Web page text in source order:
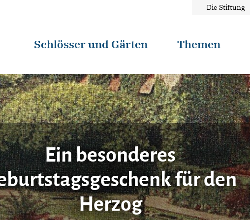
Die Stiftung
Schlösser und Gärten Themen
Ein besonderes
für den
Herzog